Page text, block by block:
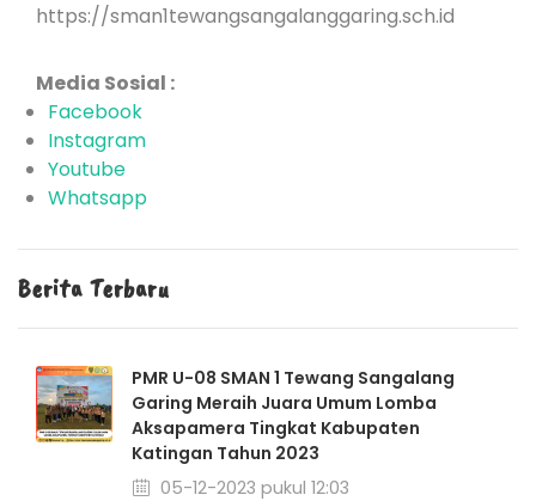
https://sman1tewangsangalanggaring.sch.id
Media Sosial :
Facebook
Instagram
Youtube
Whatsapp
Berita Terbaru
PMR U-08 SMAN 1 Tewang Sangalang
Garing Meraih Juara Umum Lomba
Aksapamera Tingkat Kabupaten
Katingan Tahun 2023
05-12-2023 pukul 12:03